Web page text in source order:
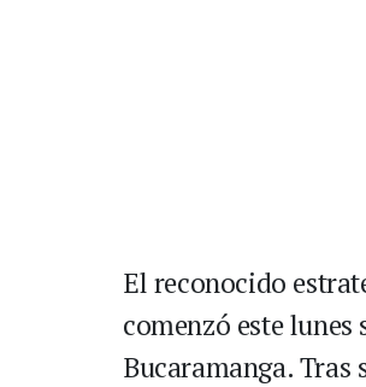
El reconocido
comenzó este
Bucaramanga.